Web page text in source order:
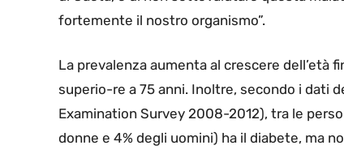
fortemente il nostro organismo”.
La prevalenza aumenta al crescere dell’età
superio-re a 75 anni. Inoltre, secondo i dati
Examination Survey 2008-2012), tra le
donne e 4% degli uomini) ha il diabete, ma